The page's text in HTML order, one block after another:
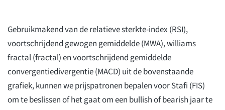
Gebruikmakend van de relatieve sterkte-index (RSI),
voortschrijdend gewogen gemiddelde (MWA), williams
fractal (fractal) en voortschrijdend gemiddelde
convergentiedivergentie (MACD) uit de bovenstaande
grafiek, kunnen we prijspatronen bepalen voor Stafi (FIS)
om te beslissen of het gaat om een bullish of bearish jaar te